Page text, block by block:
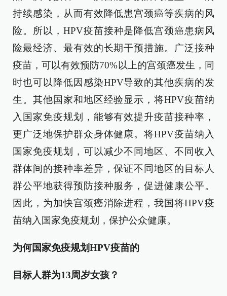
持续感染，从而有效降低患宫颈癌等疾病的风
险。所以，HPV疫苗接种是降低宫颈癌患病风
险最经济、最有效的长期干预措施。广泛接种
疫苗，可以有效预防70%以上的宫颈癌发生，同
时也可以降低因感染HPV导致的其他疾病的发
生。其他国家和地区经验显示，将HPV疫苗纳
入国家免疫规划，能够有效提升疫苗接种率，
更广泛地保护群众身体健康。将HPV疫苗纳入
国家免疫规划，可以减少不同地区、不同收入
群体间的接种率差异，保证不同地区的目标人
群公平地获得预防接种服务，促进健康公平。
因此，为加快宫颈癌消除进程，我国将HPV疫
苗纳入国家免疫规划，保护公众健康。
为何国家免疫规划HPV疫苗的
目标人群为13周岁女孩？